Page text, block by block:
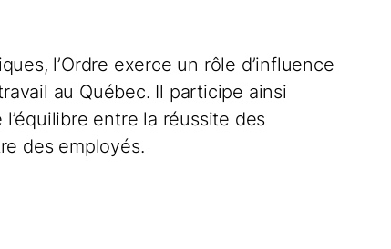
l’Ordre exerce un rôle d’influence
au Québec. Il participe ainsi
entre la réussite des
des employés.